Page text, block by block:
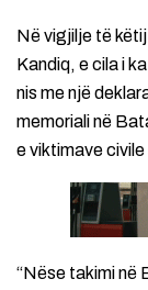
Në vigjilje të
Kandiq, e cila i
nis me një
memoriali në
e viktimave
“Nëse takimi në